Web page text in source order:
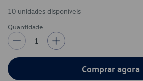
10 unidades disponíveis
Quantidade
1
Comprar agora